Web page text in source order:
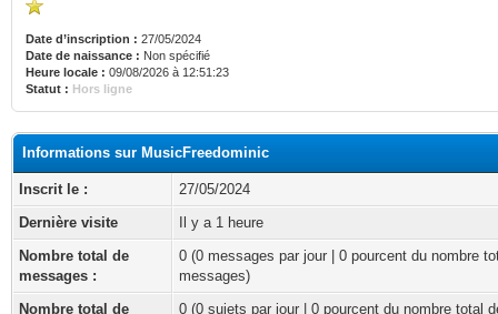
Date d’inscription : 27/05/2024
Date de naissance : Non spécifié
Heure locale : 09/08/2026 à 12:51:23
Statut : Hors ligne
Informations sur MusicFreedominic
Inscrit le :
27/05/2024
Dernière visite
Il y a 1 heure
Nombre total de
messages :
0 (0 messages par jour | 0 pourcent du nombre
messages)
Nombre total de
0 (0 sujets par jour | 0 pourcent du nombre total